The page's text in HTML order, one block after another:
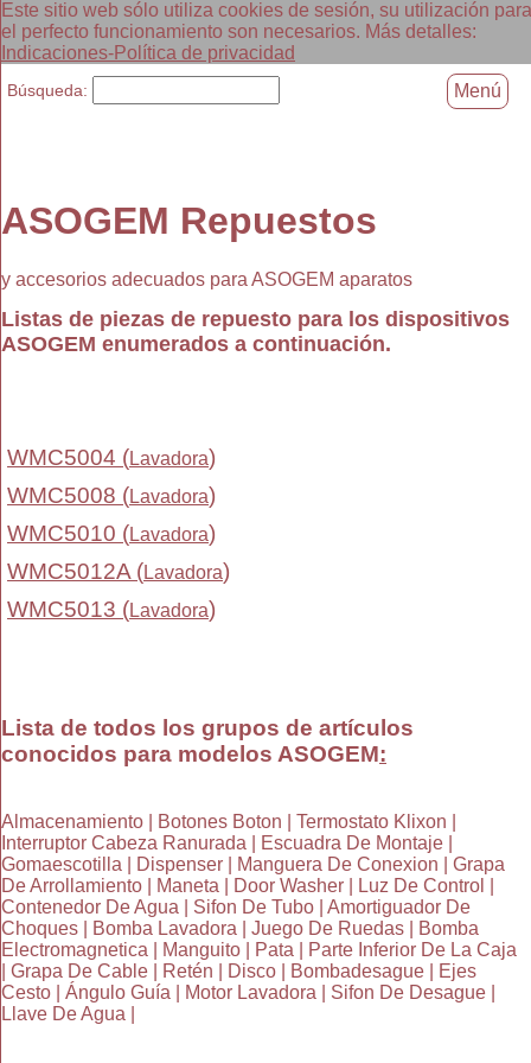
Este sitio web sólo utiliza cookies de sesión, su utilización para
el perfecto funcionamiento son necesarios. Más detalles:
Indicaciones-Política de privacidad
ASOGEM Repuestos
y accesorios adecuados para ASOGEM aparatos
Listas de piezas de repuesto para los dispositivos
ASOGEM enumerados a continuación.
WMC5004 (Lavadora)
WMC5008 (Lavadora)
WMC5010 (Lavadora)
WMC5012A (Lavadora)
WMC5013 (Lavadora)
Lista de todos los grupos de artículos
conocidos para modelos ASOGEM:
Almacenamiento | Botones Boton | Termostato Klixon |
Interruptor Cabeza Ranurada | Escuadra De Montaje |
Gomaescotilla | Dispenser | Manguera De Conexion | Grapa
De Arrollamiento | Maneta | Door Washer | Luz De Control |
Contenedor De Agua | Sifon De Tubo | Amortiguador De
Choques | Bomba Lavadora | Juego De Ruedas | Bomba
Electromagnetica | Manguito | Pata | Parte Inferior De La Caja
| Grapa De Cable | Retén | Disco | Bombadesague | Ejes
Cesto | Ángulo Guía | Motor Lavadora | Sifon De Desague |
Llave De Agua |
Búsqueda: Menú